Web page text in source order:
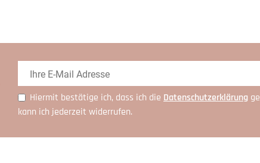
Hiermit bestätige ich, dass ich die Daten­schutz­erklärung
kann ich jederzeit widerrufen.